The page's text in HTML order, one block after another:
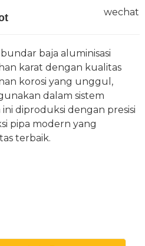
baja aluminisasi
karat dengan kualitas
korosi yang unggul,
dalam sistem
diproduksi dengan presisi
pipa modern yang
terbaik.